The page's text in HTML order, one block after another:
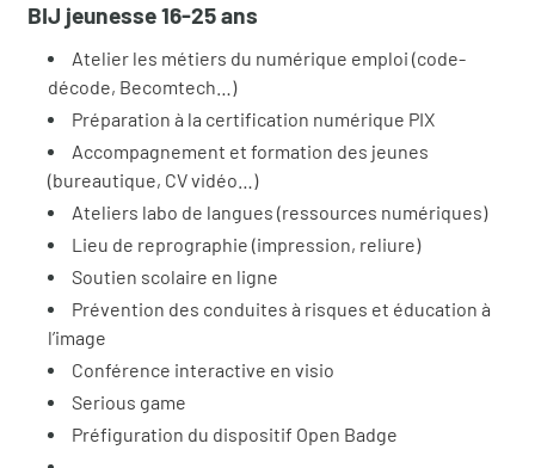
BIJ jeunesse 16-25 ans
Atelier les métiers du numérique emploi (code-
décode, Becomtech…)
Préparation à la certification numérique PIX
Accompagnement et formation des jeunes
(bureautique, CV vidéo…)
Ateliers labo de langues (ressources numériques)
Lieu de reprographie (impression, reliure)
Soutien scolaire en ligne
Prévention des conduites à risques et éducation à
l’image
Conférence interactive en visio
Serious game
Préfiguration du dispositif Open Badge